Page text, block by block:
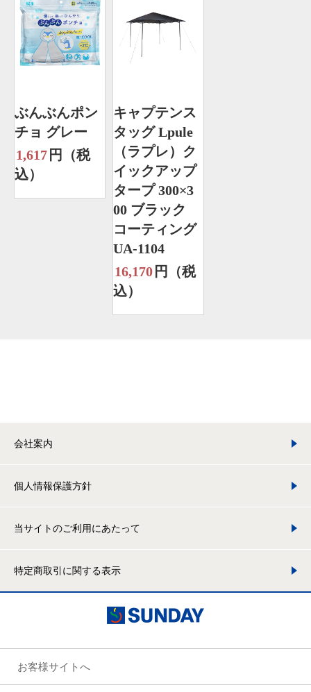
ぶんぶんポン
チョ グレー
1,617 円（税
込）
キャプテンス
タッグ Lpule
（ラプレ）ク
イックアップ
タープ 300×3
00 ブラック
コーティング
UA-1104
16,170 円（税
込）
会社案内
個人情報保護方針
当サイトのご利用にあたって
特定商取引に関する表示
お客様サイトへ